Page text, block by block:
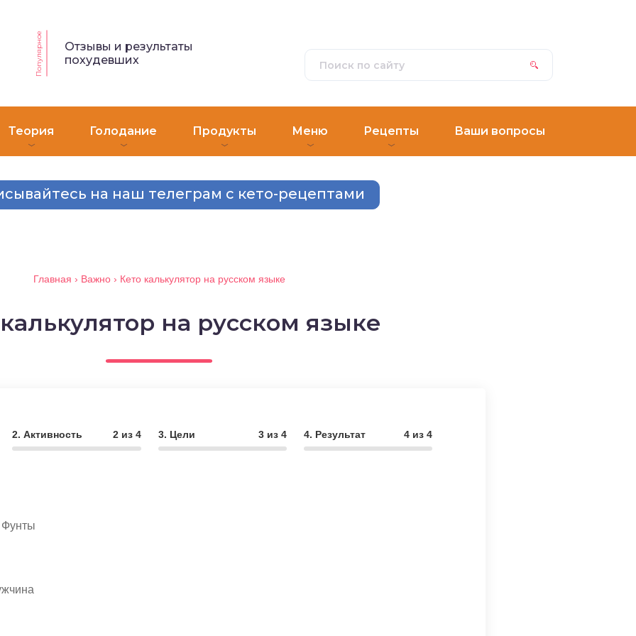
Популярное
Отзывы и результаты
похудевших
Теория Голодание Продукты Меню Рецепты Ваши вопросы
на наш телеграм с кето-рецептами
Главная › Важно› Кето калькулятор на русском языке
на русском языке
2. Активность 2 из 4 3. Цели 3 из 4 4. Результат 4 из 4
Фунты